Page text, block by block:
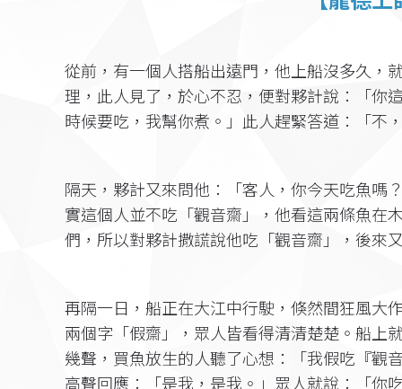
從前，有一個人搭船出遠門，他上船沒多久，
理，此人見了，於心不忍，便對夥計說：「你
時候要吃，我幫你煮。」此人趕緊答道：「不
隔天，夥計又來問他：「客人，你今天吃魚嗎
實這個人並不吃「觀音齋」，他看這兩條魚在
們，所以對夥計撒謊說他吃「觀音齋」，後來
再隔一日，船正在大江中行駛，倏然間狂風大
兩個字「假齋」，眾人皆看得清清楚楚。船上
幾聲，買魚放生的人聽了心想：「我假吃『觀
高聲回應：「是我，是我。」眾人就說：「你